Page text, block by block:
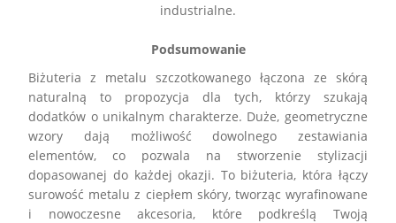
industrialne.
Podsumowanie
Biżuteria z metalu szczotkowanego łączona ze skórą
naturalną to propozycja dla tych, którzy szukają
dodatków o unikalnym charakterze. Duże, geometryczne
wzory dają możliwość dowolnego zestawiania
elementów, co pozwala na stworzenie stylizacji
dopasowanej do każdej okazji. To biżuteria, która łączy
surowość metalu z ciepłem skóry, tworząc wyrafinowane
i nowoczesne akcesoria, które podkreślą Twoją